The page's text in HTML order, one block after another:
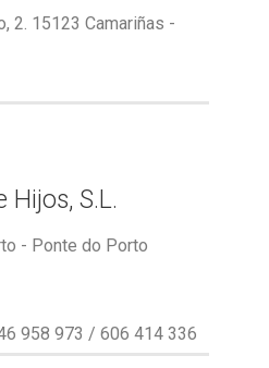
2. 15123 Camariñas -
S.L.
- Ponte do Porto
958 973 / 606 414 336